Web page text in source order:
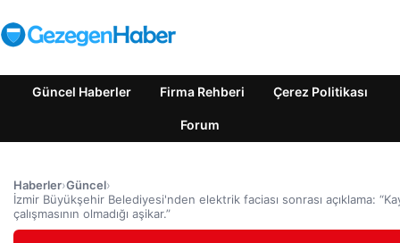
Güncel Haberler Firma Rehberi Çerez Politikası
Forum
Haberler›Güncel›
İzmir Büyükşehir Belediyesi'nden elektrik faciası sonrası açıklama:
çalışmasının olmadığı aşikar.”